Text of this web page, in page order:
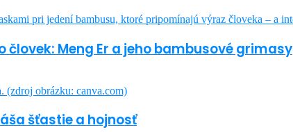
Meng Er a jeho bambusové grimasy
šťastie a hojnosť